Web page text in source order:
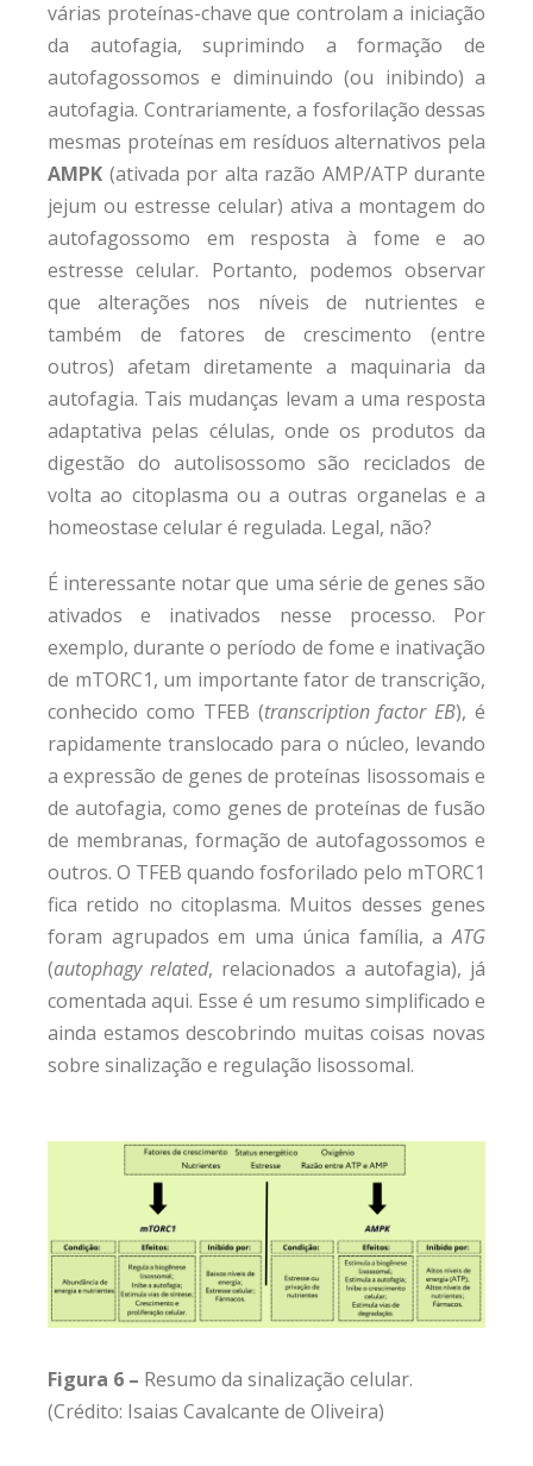
várias proteínas-chave que controlam a iniciação
da autofagia, suprimindo a formação de
autofagossomos e diminuindo (ou inibindo) a
autofagia. Contrariamente, a fosforilação dessas
mesmas proteínas em resíduos alternativos pela
AMPK (ativada por alta razão AMP/ATP durante
jejum ou estresse celular) ativa a montagem do
autofagossomo em resposta à fome e ao
estresse celular. Portanto, podemos observar
que alterações nos níveis de nutrientes e
também de fatores de crescimento (entre
outros) afetam diretamente a maquinaria da
autofagia. Tais mudanças levam a uma resposta
adaptativa pelas células, onde os produtos da
digestão do autolisossomo são reciclados de
volta ao citoplasma ou a outras organelas e a
homeostase celular é regulada. Legal, não?
É interessante notar que uma série de genes são
ativados e inativados nesse processo. Por
exemplo, durante o período de fome e inativação
de mTORC1, um importante fator de transcrição,
conhecido como TFEB (transcription factor EB), é
rapidamente translocado para o núcleo, levando
a expressão de genes de proteínas lisossomais e
de autofagia, como genes de proteínas de fusão
de membranas, formação de autofagossomos e
outros. O TFEB quando fosforilado pelo mTORC1
fica retido no citoplasma. Muitos desses genes
foram agrupados em uma única família, aATG
(autophagy related, relacionados a autofagia), já
comentada aqui. Esse é um resumo simplificado e
ainda estamos descobrindo muitas coisas novas
sobre sinalização e regulação lisossomal.
Figura 6 – Resumo da sinalização celular.
(Crédito: Isaias Cavalcante de Oliveira)